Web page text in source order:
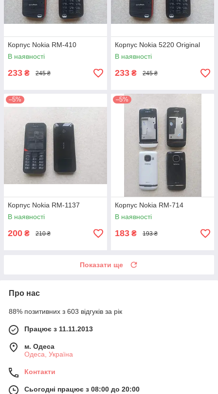
Корпус Nokia RM-410
В наявності
233 ₴ 245 ₴
Корпус Nokia 5220 Original
В наявності
233 ₴ 245 ₴
–5%
Корпус Nokia RM-1137
В наявності
200 ₴ 210 ₴
–5%
Корпус Nokia RM-714
В наявності
183 ₴ 193 ₴
Показати ще
Про нас
88% позитивних з 603 відгуків за рік
Працює з 11.11.2013
м. Одеса
Одеса, Україна
Контакти
Сьогодні працює з 08:00 до 20:00